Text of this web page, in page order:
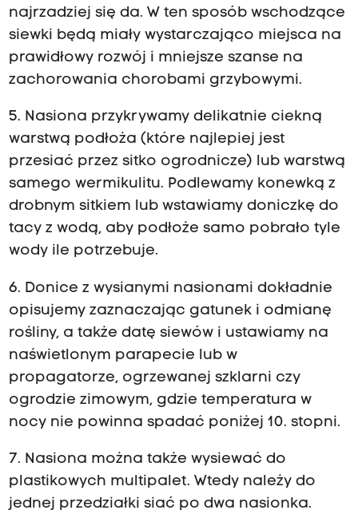
najrzadziej się da. W ten sposób wschodzące
siewki będą miały wystarczająco miejsca na
prawidłowy rozwój i mniejsze szanse na
zachorowania chorobami grzybowymi.
5. Nasiona przykrywamy delikatnie ciekną
warstwą podłoża (które najlepiej jest
przesiać przez sitko ogrodnicze) lub warstwą
samego wermikulitu. Podlewamy konewką z
drobnym sitkiem lub wstawiamy doniczkę do
tacy z wodą, aby podłoże samo pobrało tyle
wody ile potrzebuje.
6. Donice z wysianymi nasionami dokładnie
opisujemy zaznaczając gatunek i odmianę
rośliny, a także datę siewów i ustawiamy na
naświetlonym parapecie lub w
propagatorze, ogrzewanej szklarni czy
ogrodzie zimowym, gdzie temperatura w
nocy nie powinna spadać poniżej 10. stopni.
7. Nasiona można także wysiewać do
plastikowych multipalet. Wtedy należy do
jednej przedziałki siać po dwa nasionka.